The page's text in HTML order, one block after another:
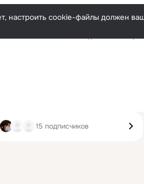
настроить cookie-файлы должен
15 подписчиков